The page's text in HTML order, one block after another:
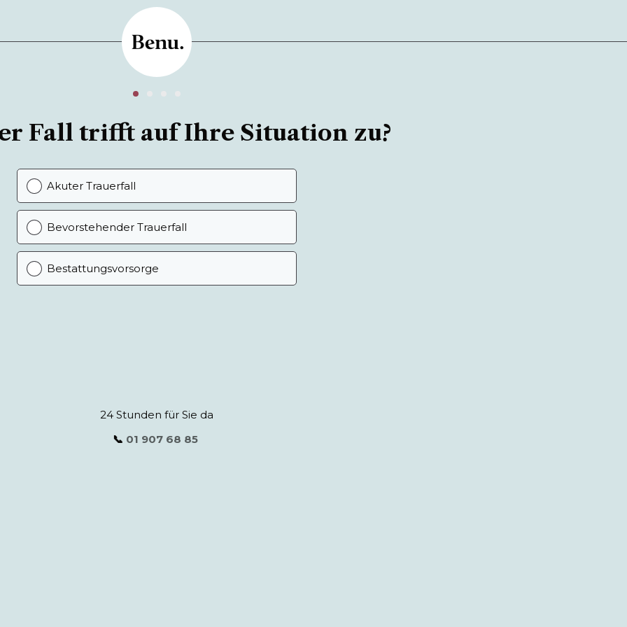
Fall trifft auf Ihre Situation zu?
Akuter Trauerfall
Bevorstehender Trauerfall
Bestattungsvorsorge
24 Stunden für Sie da
📞 01 907 68 85